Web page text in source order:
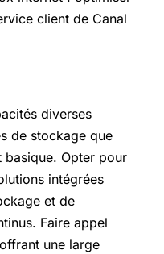
client de Canal
diverses
de stockage que
basique. Opter pour
intégrées
et de
Faire appel
une large